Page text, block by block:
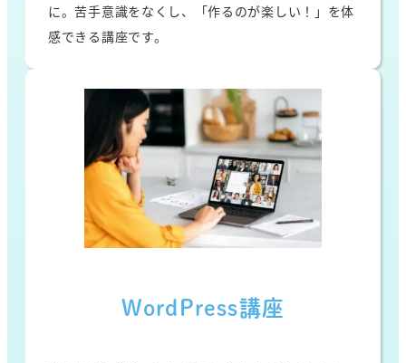
に。苦手意識をなくし、「作るのが楽しい！」を体
感できる講座です。
WordPress講座